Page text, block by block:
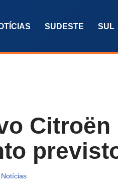
SUDESTE SUL
Citroën
Notícias